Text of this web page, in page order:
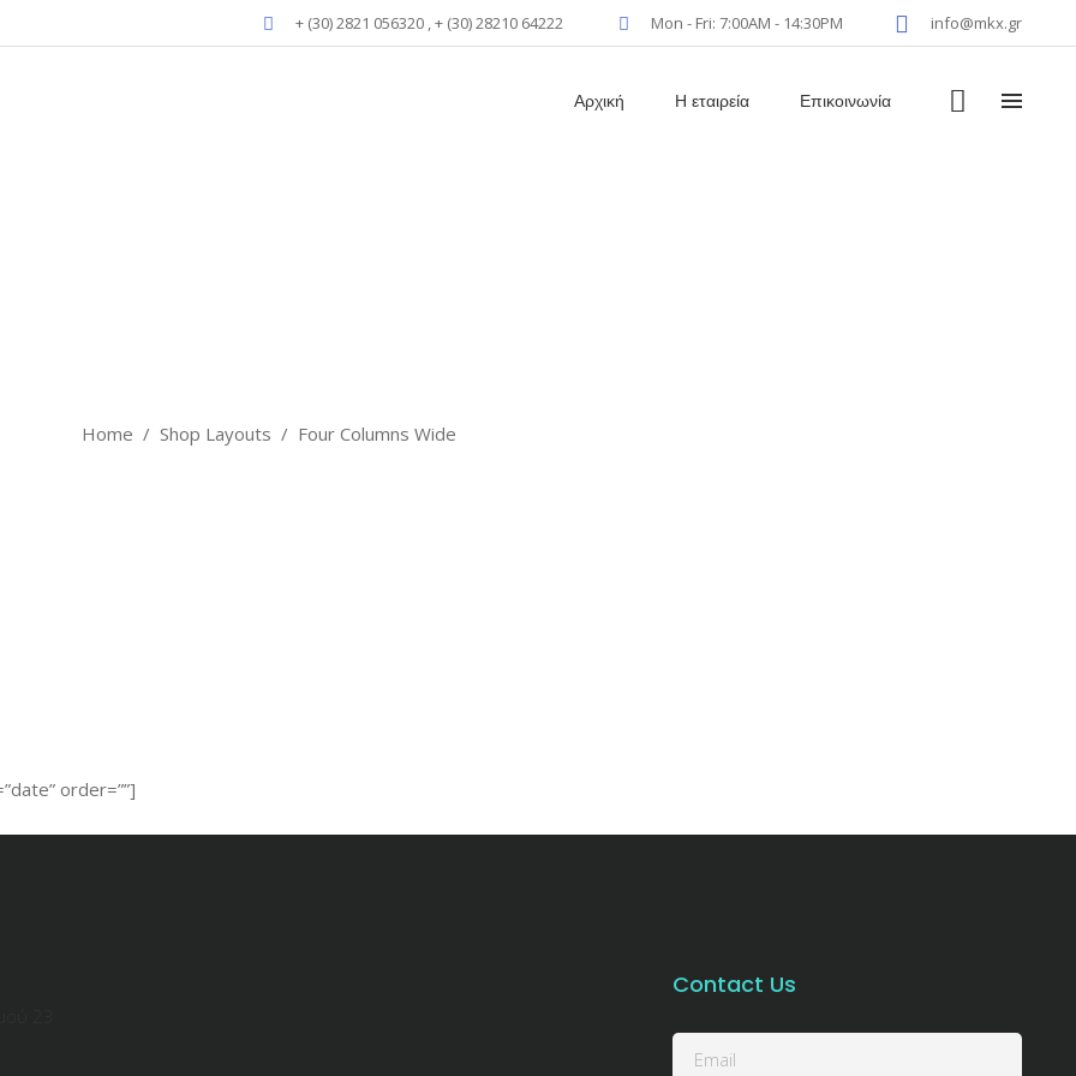
+ (30) 2821 056320 , + (30) 28210 64222 Mon - Fri: 7:00AM - 14:30PM info@mkx.gr
Αρχική Η εταιρεία Επικοινωνία
Home / Shop Layouts / Four Columns Wide
order=””]
Contact Us